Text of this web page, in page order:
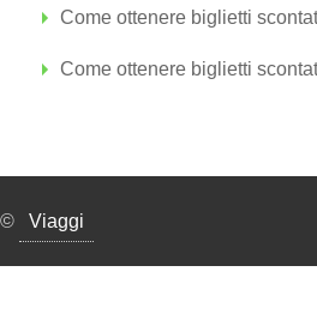
Come ottenere biglietti
Come ottenere biglietti
© Viaggi